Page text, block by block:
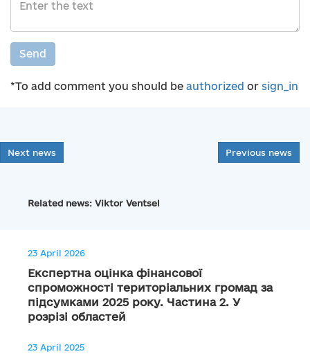
Send
*To add comment you should be authorized or sign_in
Next news Previous news
Related news: Viktor Ventsel
23 April 2026
Експертна оцінка фінансової
спроможності територіальних громад за
підсумками 2025 року. Частина 2. У
розрізі областей
23 April 2025